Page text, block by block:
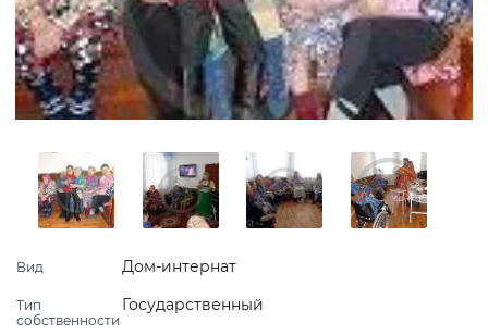
Вид Дом-интернат
Тип
собственности
Государственный